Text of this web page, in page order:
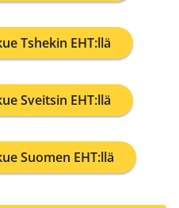
Tshekin EHT:llä
Sveitsin EHT:llä
Suomen EHT:llä